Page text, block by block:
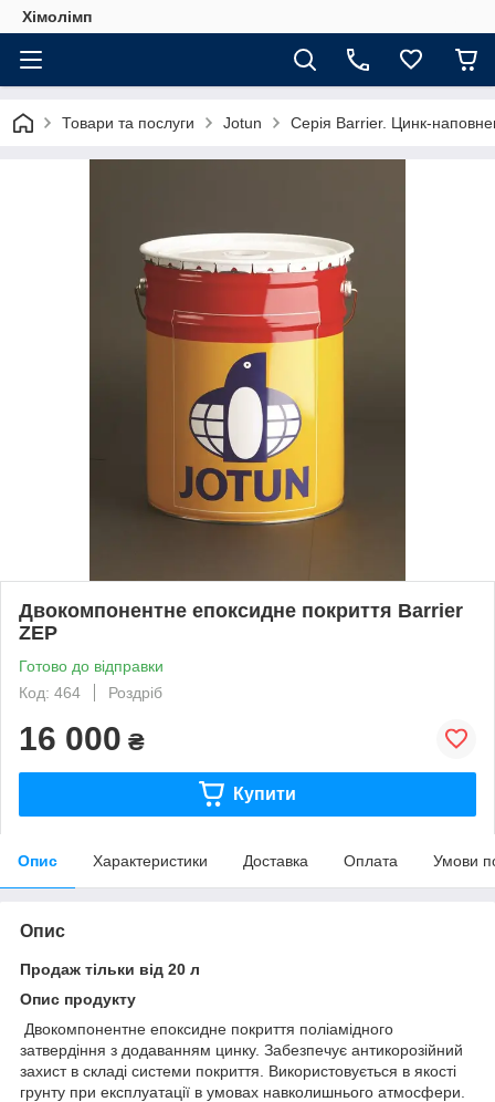
Хімолімп
Товари та послуги Jotun Серія Barrier. Цинк-
Двокомпонентне епоксидне покриття Barrier
ZEP
Готово до відправки
Код: 464
Роздріб
16 000 ₴
Купити
Опис Характеристики Доставка Оплата Умови
Опис
Продаж тільки від 20 л
Опис продукту
Двокомпонентне епоксидне покриття поліамідного
затвердіння з додаванням цинку. Забезпечує антикорозійний
захист в складі системи покриття. Використовується в якості
грунту при експлуатації в умовах навколишнього атмосфери.